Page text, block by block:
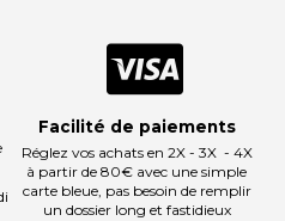
Facilité de paiements
Réglez vos achats en 2X - 3X - 4X
à partir de 80€ avec une simple
carte bleue, pas besoin de remplir
un dossier long et fastidieux